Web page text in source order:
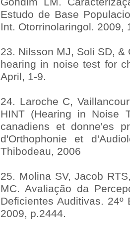
Estudo de Base
Int. Otorrinolaringol. 2009,
23. Nilsson MJ, Soli SD,
hearing in noise test for
April, 1-9.
24. Laroche C,
HINT (Hearing in Noise
canadiens et donne'es
d'Orthophonie et
Thibodeau, 2006
25. Molina SV, Jacob
MC. Avaliação da
Deficientes Auditivas.
2009, p.2444.